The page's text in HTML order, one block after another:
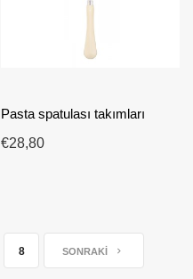
Pasta spatulası takımları
€28,80
8 SONRAKI